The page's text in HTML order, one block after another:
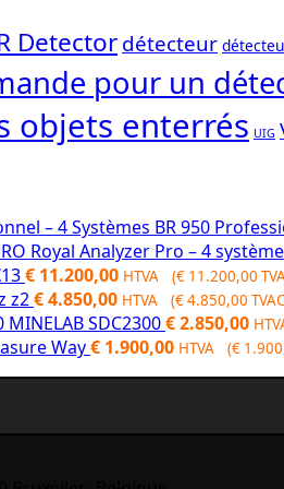
Detectordétecteur
pour un
objets enterrés UIG
BR 950
Royal Analyzer Pro – 4
€ 11.200,00 HTVA (€ 11.200,00
z2€4.850,00 HTVA (€4.850,00
MINELAB SDC2300€2.850,00
Way€ 1.900,00 HTVA (€